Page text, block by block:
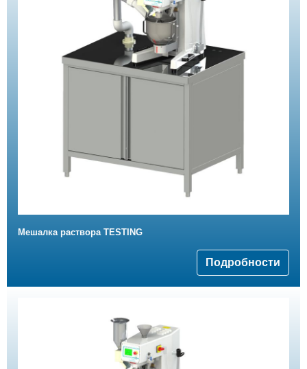
Мешалка раствора TESTING
Подробности